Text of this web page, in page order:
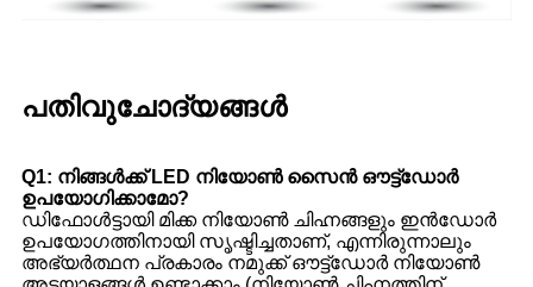
പതിവുചോദ്യങ്ങൾ
Q1: നിങ്ങൾക്ക് LED നിയോൺ സൈൻ ഔട്ട്ഡോർ
ഉപയോഗിക്കാമോ?
ഡിഫോൾട്ടായി മിക്ക നിയോൺ ചിഹ്നങ്ങളും ഇൻഡോർ
ഉപയോഗത്തിനായി സൃഷ്ടിച്ചതാണ്, എന്നിരുന്നാലും
അഭ്യർത്ഥന പ്രകാരം നമുക്ക് ഔട്ട്ഡോർ നിയോൺ